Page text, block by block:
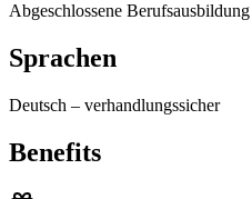
Abgeschlossene Berufsausbildung
Sprachen
Deutsch – verhandlungssicher
Benefits